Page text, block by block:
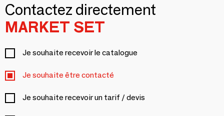
Contactez directement
MARKET SET
Je souhaite recevoir le catalogue
Je souhaite être contacté
Je souhaite recevoir un tarif / devis